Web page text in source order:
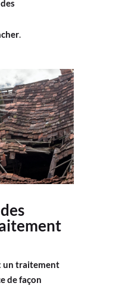
.
un traitement
de façon